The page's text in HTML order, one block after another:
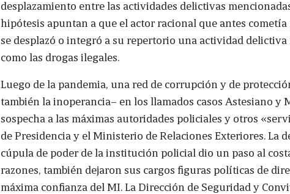
desplazamiento entre las actividades delictivas
hipótesis apuntan a que el actor racional que antes
se desplazó o integró a su repertorio una actividad delictiva
como las drogas ilegales.
Luego de la pandemia, una red de corrupción y de
también la inoperancia– en los llamados casos Astesiano y
sospecha a las máximas autoridades policiales y otros
de Presidencia y el Ministerio de Relaciones Exteriores. La
cúpula de poder de la institución policial dio un paso al
razones, también dejaron sus cargos figuras políticas de
máxima confianza del MI. La Dirección de Seguridad y